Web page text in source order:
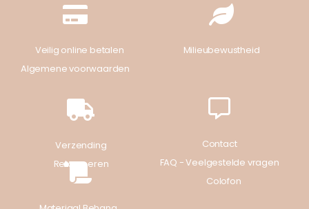
Veilig online betalen
Algemene voorwaarden
Milieubewustheid
Verzending
Retourneren
Contact
FAQ - Veelgestelde vragen
Colofon